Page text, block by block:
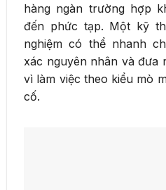
hàng ngàn trường hợp
đến phức tạp. Một kỹ
nghiệm có thể nhanh
xác nguyên nhân và đưa
vì làm việc theo kiểu mò
cố.